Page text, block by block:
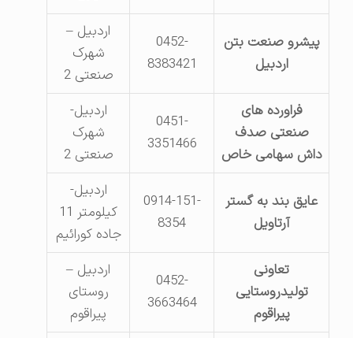
پیشرو صنعت بتن
اردبیل
0452-
8383421
اردبیل –
شهرک
صنعتی 2
فراورده های
صنعتی صدف
داش سهامی خاص
0451-
3351466
اردبیل-
شهرک
صنعتی 2
عایق بند به گستر
آرتاویل
0914-151-
8354
اردبیل-
کیلومتر 11
جاده کورائیم
تعاونی
تولیدروستایی
پیراقوم
0452-
3663464
اردبیل –
روستای
پیراقوم